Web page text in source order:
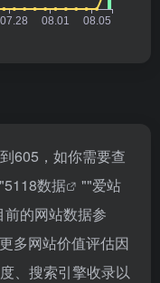
605，如你需要查
5118数据 ""爱站
的网站数据参
多网站价值评估因
、搜索引擎收录以